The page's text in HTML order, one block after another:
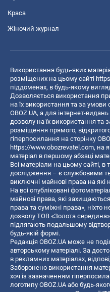
Краса
Жіночий журнал
Використання будь-яких
розміщених на цьому сайті
піддоменах, в будь-якому
Дозволяється використання
на їх використання та за
OBOZ.UA, а для інтернет-
дозволу на їх використання та
розміщення прямого,
гіперпосилання на сторінку
https://www.obozrevatel.com, на
матеріал в першому абзаці
Всі матеріали на цьому сайті, в
дослідження – є службовими
виключні майнові права на
На всі опубліковані
майнові права, які
права та суміжні права», ніхто
дозволу ТОВ «Золота
підлягають подальшому
будь-якій формі.
Редакція OBOZ.UA може не
авторському матеріалі. За
в рекламних матеріалах,
Заборонено використання
хоч із зазначенням
логотипу OBOZ.UA або будь-